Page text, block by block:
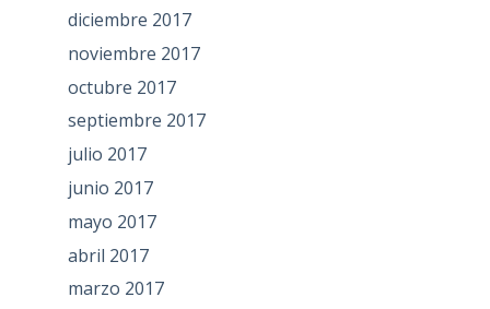
diciembre 2017
noviembre 2017
octubre 2017
septiembre 2017
julio 2017
junio 2017
mayo 2017
abril 2017
marzo 2017